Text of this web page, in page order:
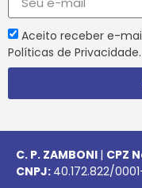
Aceito receber e-
Políticas de Privacidade.
C. P. ZAMBONI | CPZ
CNPJ: 40.172.822/